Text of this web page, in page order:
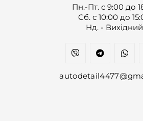
Пн.-Пт. с 9:00 до
Cб. с 10:00 до
Нд. - Вихідний